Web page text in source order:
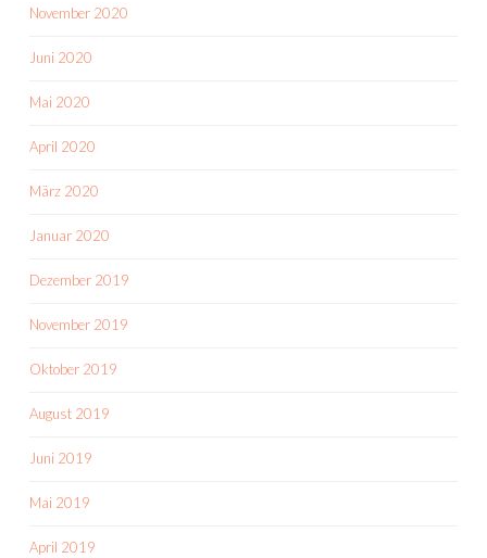
November 2020
Juni 2020
Mai 2020
April 2020
März 2020
Januar 2020
Dezember 2019
November 2019
Oktober 2019
August 2019
Juni 2019
Mai 2019
April 2019